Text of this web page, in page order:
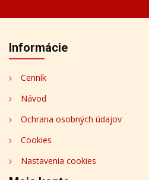
Informácie
Cenník
Návod
Ochrana osobných údajov
Cookies
Nastavenia cookies